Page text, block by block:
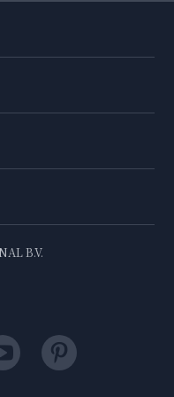
B.V.